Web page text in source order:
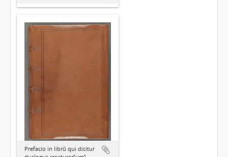
Prefacio in librū qui dicitur